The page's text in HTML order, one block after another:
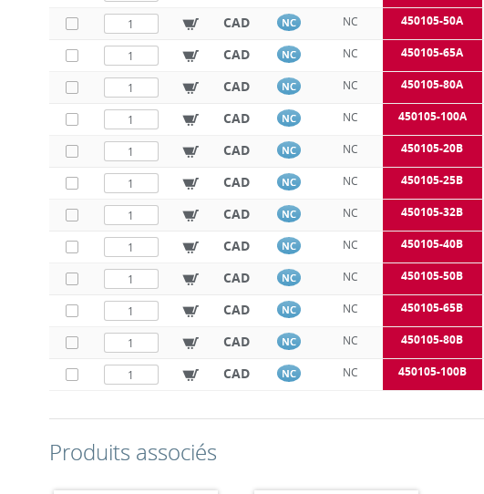
CAD NC NC 450105-50A
CAD NC NC 450105-65A
CAD NC NC 450105-80A
CAD NC NC 450105-100A
CAD NC NC 450105-20B
CAD NC NC 450105-25B
CAD NC NC 450105-32B
CAD NC NC 450105-40B
CAD NC NC 450105-50B
CAD NC NC 450105-65B
CAD NC NC 450105-80B
CAD NC NC 450105-100B
Produits associés